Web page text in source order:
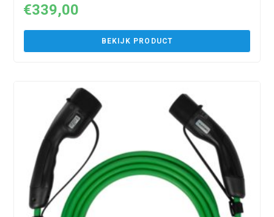
€339,00
BEKIJK PRODUCT